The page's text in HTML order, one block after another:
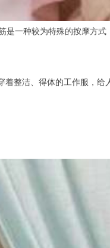
种较为特殊的按摩方式
洁、得体的工作服，给